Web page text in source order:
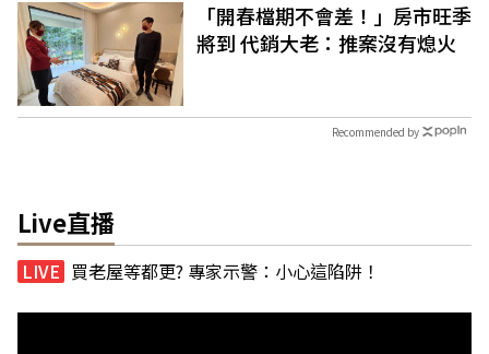
「開春檔期不會差！」房市旺季
將到 代銷大老：推案沒有熄火
Recommended by
Live直播
買老屋等都更? 專家示警：小心這陷阱！